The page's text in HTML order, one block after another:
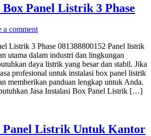
Box Panel Listrik 3 Phase
a comment
Listrik 3 Phase 081388800152 Panel listrik
utama dalam industri dan lingkungan
daya listrik yang besar dan stabil. Jika
profesional untuk instalasi box panel listrik
memberikan panduan lengkap untuk Anda.
Jasa Instalasi Box Panel Listrik […]
Panel Listrik Untuk Kantor